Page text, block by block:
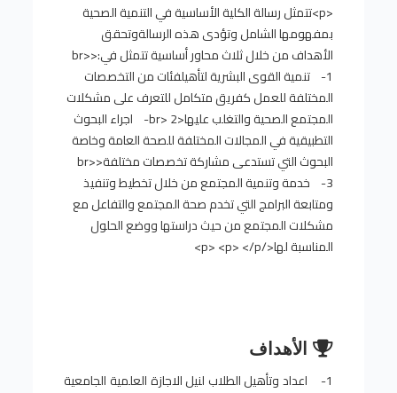
<p>تتمثل رسالة الكلية الأساسية في التنمية الصحية
بمفهومها الشامل وتؤدى هذه الرسالةوتحقق
الأهداف من خلال ثلاث محاور أساسية تتمثل في:<br>
1- تنمية القوى البشرية لتأهيلفئات من التخصصات
المختلفة للعمل كفريق متكامل للتعرف على مشكلات
المجتمع الصحية والتغلب عليها<br> 2- اجراء البحوث
التطبيقية في المجالات المختلفة للصحة العامة وخاصة
البحوث التي تستدعى مشاركة تخصصات مختلفة<br>
3- خدمة وتنمية المجتمع من خلال تخطيط وتنفيذ
ومتابعة البرامج التي تخدم صحة المجتمع والتفاعل مع
مشكلات المجتمع من حيث دراستها ووضع الحلول
المناسبة لها</p> <p> </p>
الأهداف
1- اعداد وتأهيل الطلاب لنيل الاجازة العلمية الجامعية